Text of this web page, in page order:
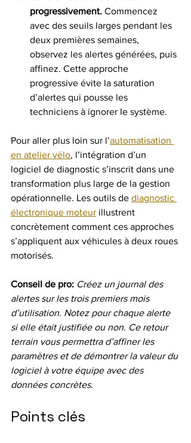
progressivement. Commencez
avec des seuils larges pendant les
deux premières semaines,
observez les alertes générées, puis
affinez. Cette approche
progressive évite la saturation
d’alertes qui pousse les
techniciens à ignorer le système.
Pour aller plus loin sur l’automatisation
en atelier vélo, l’intégration d’un
logiciel de diagnostic s’inscrit dans une
transformation plus large de la gestion
opérationnelle. Les outils de diagnostic
électronique moteur illustrent
concrètement comment ces approches
s’appliquent aux véhicules à deux roues
motorisés.
Conseil de pro: Créez un journal des
alertes sur les trois premiers mois
d’utilisation. Notez pour chaque alerte
si elle était justifiée ou non. Ce retour
terrain vous permettra d’affiner les
paramètres et de démontrer la valeur du
logiciel à votre équipe avec des
données concrètes.
Points clés